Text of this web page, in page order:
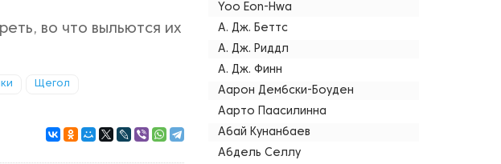
во что выльются их
Щегол
Yoo Eon-Hwa
А. Дж. Беттс
А. Дж. Риддл
А. Дж. Финн
Аарон Дембски-Боуден
Аарто Паасилинна
Абай Кунанбаев
Абдель Селлу